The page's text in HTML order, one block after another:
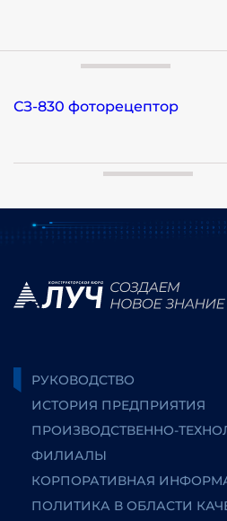
СЗ-830 фоторецептор
РУКОВОДСТВО
ИСТОРИЯ ПРЕДПРИЯТИЯ
ПРОИЗВОДСТВЕННО-
ФИЛИАЛЫ
КОРПОРАТИВНАЯ
ПОЛИТИКА В ОБЛАСТИ